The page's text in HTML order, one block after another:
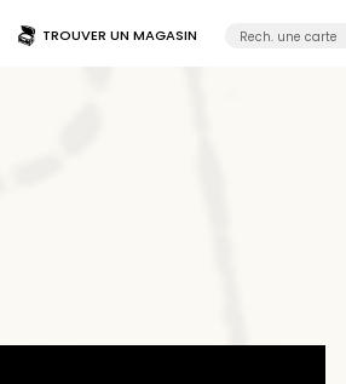
TROUVER UN MAGASIN